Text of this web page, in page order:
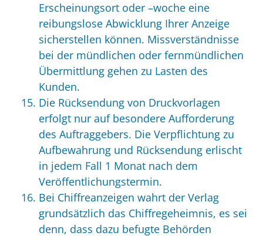
Erscheinungsort oder –woche eine
reibungslose Abwicklung Ihrer Anzeige
sicherstellen können. Missverständnisse
bei der mündlichen oder fernmündlichen
Übermittlung gehen zu Lasten des
Kunden.
Die Rücksendung von Druckvorlagen
erfolgt nur auf besondere Aufforderung
des Auftraggebers. Die Verpflichtung zu
Aufbewahrung und Rücksendung erlischt
in jedem Fall 1 Monat nach dem
Veröffentlichungstermin.
Bei Chiffreanzeigen wahrt der Verlag
grundsätzlich das Chiffregeheimnis, es sei
denn, dass dazu befugte Behörden